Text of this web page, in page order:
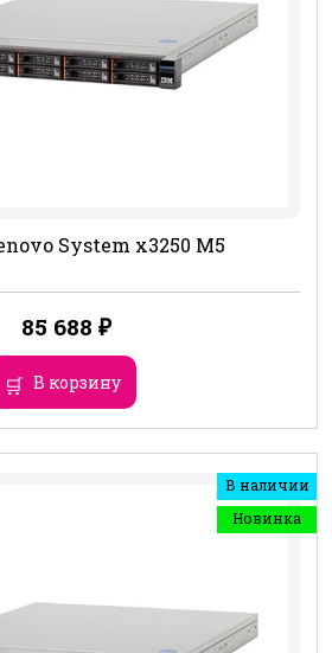
System x3250 M5
85 688 ₽
В корзину
В наличии
Новинка